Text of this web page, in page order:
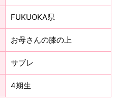
FUKUOKA県
お母さんの膝の上
サブレ
4期生